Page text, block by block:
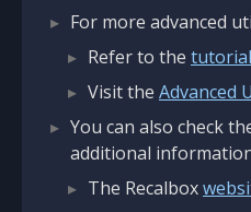
For more advanced
Refer to the
Visit the Advanced
You can also check
additional
The Recalbox